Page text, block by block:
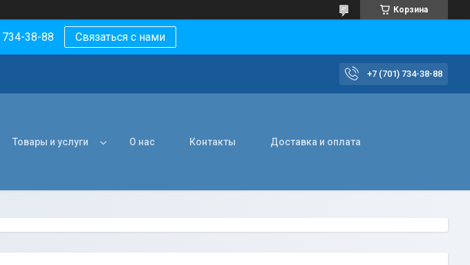
Корзина
734-38-88 Связаться с нами
+7 (701) 734-38-88
Товары и услуги О нас Контакты Доставка и оплата